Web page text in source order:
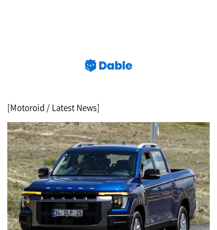
[Motoroid / Latest News]